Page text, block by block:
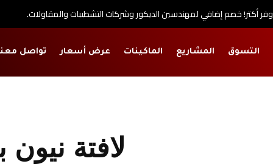
وفر أكتر! خصم إضافي لمهندسين الديكور وشركات التشطيبات والمقاولات.
التسوق المشاريع الماكينات عرض أسعار تواصل
لافتة نيون